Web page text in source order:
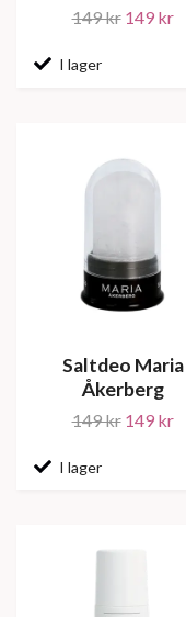
149 kr 149 kr
I lager
Saltdeo Maria
Åkerberg
149 kr 149 kr
I lager